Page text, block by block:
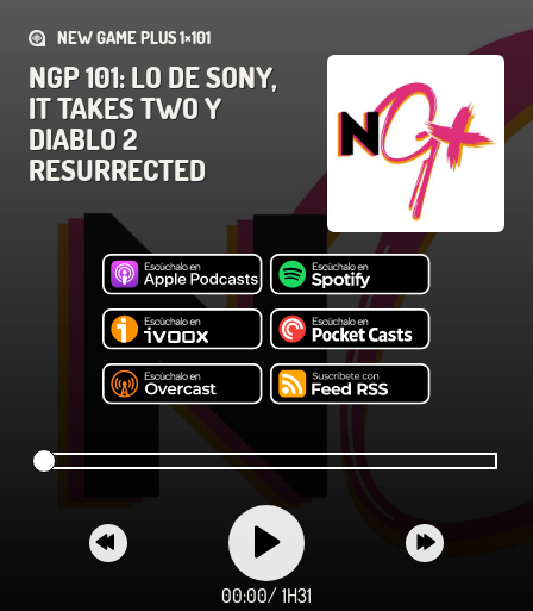
NEW GAME PLUS 1×101
NGP 101: LO DE SONY,
IT TAKES TWO Y
DIABLO 2
RESURRECTED
00:00/ 1H31